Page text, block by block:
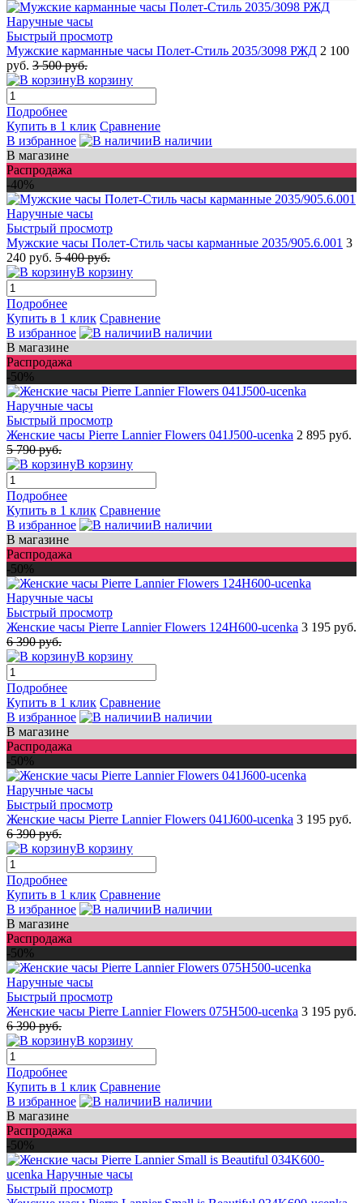
Быстрый просмотр
Мужские карманные часы Полет-Стиль 2035/3098 РЖД 2 100
руб. 3 500 руб.
В корзину
Подробнее
Купить в 1 клик Сравнение
В избранное
В наличии
В магазине
Распродажа
-40%
Быстрый просмотр
Мужские часы Полет-Стиль часы карманные 2035/905.6.001 3
240 руб. 5 400 руб.
В корзину
Подробнее
Купить в 1 клик Сравнение
В избранное
В наличии
В магазине
Распродажа
-50%
Быстрый просмотр
Женские часы Pierre Lannier Flowers 041J500-ucenka 2 895 руб.
5 790 руб.
В корзину
Подробнее
Купить в 1 клик Сравнение
В избранное
В наличии
В магазине
Распродажа
-50%
Быстрый просмотр
Женские часы Pierre Lannier Flowers 124H600-ucenka 3 195 руб.
6 390 руб.
В корзину
Подробнее
Купить в 1 клик Сравнение
В избранное
В наличии
В магазине
Распродажа
-50%
Быстрый просмотр
Женские часы Pierre Lannier Flowers 041J600-ucenka 3 195 руб.
6 390 руб.
В корзину
Подробнее
Купить в 1 клик Сравнение
В избранное
В наличии
В магазине
Распродажа
-50%
Быстрый просмотр
Женские часы Pierre Lannier Flowers 075H500-ucenka 3 195 руб.
6 390 руб.
В корзину
Подробнее
Купить в 1 клик Сравнение
В избранное
В наличии
В магазине
Распродажа
-50%
Быстрый просмотр